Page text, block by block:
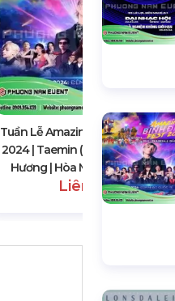
Tuần Lễ Amazing Bình Định Fest
2024 | Taemin (Shinee) | Vân Mai
Hương | Hòa Minzy | Justatee
Liên hệ